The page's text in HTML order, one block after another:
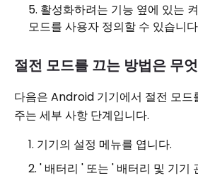
활성화하려는 기능 옆에 있는
모드를 사용자 정의할 수 있습니
절전 모드를 끄는 방법은 무
다음은 Android 기기에서 절전 모드
주는 세부 사항 단계입니다.
기기의 설정 메뉴를 엽니다.
' 배터리 ' 또는 ' 배터리 및 기기